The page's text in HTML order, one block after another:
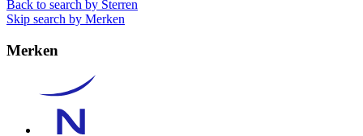
Back to search by Sterren
Skip search by Merken
Merken